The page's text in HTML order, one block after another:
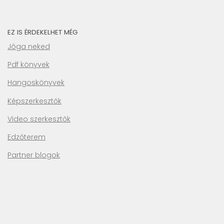
EZ IS ÉRDEKELHET MÉG
Jóga neked
Pdf könyvek
Hangoskönyvek
Képszerkesztők
Video szerkesztők
Edzőterem
Partner blogok